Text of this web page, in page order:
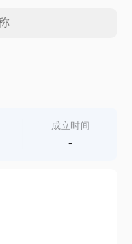
成立时间
-